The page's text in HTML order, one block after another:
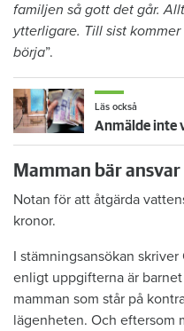
familjen så gott det går.
ytterligare. Till sist
börja”.
Läs också
Mamman bär ansvar
Notan för att åtgärda
kronor.
I stämningsansökan
enligt uppgifterna är
mamman som står på
lägenheten. Och eftersom